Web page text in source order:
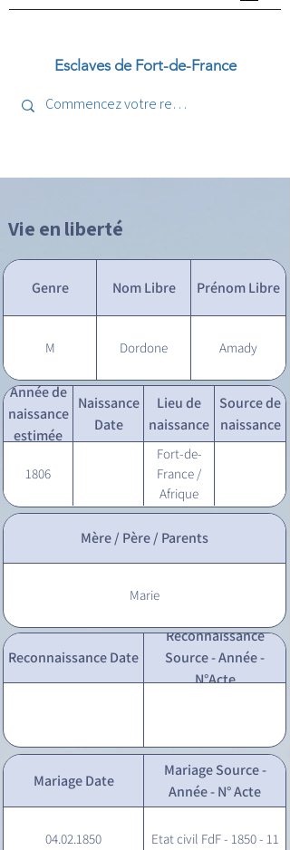
Esclaves de Fort-de-France
Vie en liberté
Genre Nom Libre Prénom Libre
M Dordone Amady
Année de
naissance
estimée
Naissance
Date
Lieu de
naissance
Source de
naissance
1806
Fort-de-
France /
Afrique
Mère / Père / Parents
Marie
Reconnaissance Date
Reconnaissance
Source - Année -
N°Acte
Mariage Date
Mariage Source -
Année - N° Acte
04.02.1850 Etat civil FdF - 1850 - 11